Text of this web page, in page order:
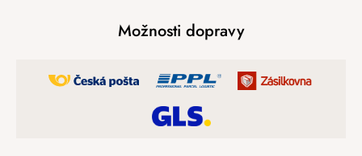
Možnosti dopravy